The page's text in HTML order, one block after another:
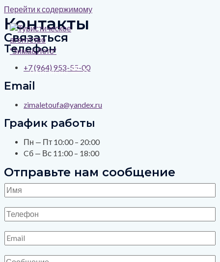
Перейти к содержимому
MAIN MENU
Контакты
Связаться
Телефон
+7 (964) 953-55-00
Email
zimaletoufa@yandex.ru
График работы
Пн — Пт 10:00 – 20:00
Cб — Вс 11:00 – 18:00
Отправьте нам сообщение